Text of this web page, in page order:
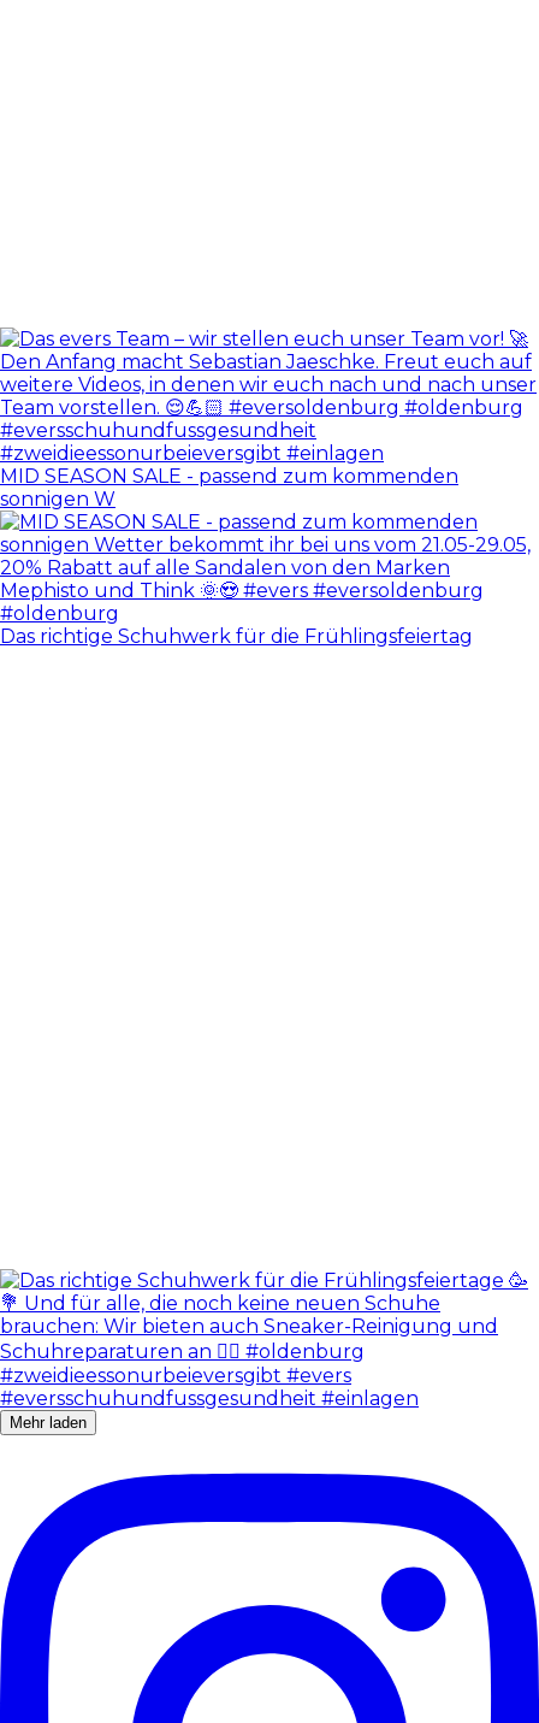
MID SEASON SALE - passend zum kommenden
sonnigen W
Das richtige Schuhwerk für die Frühlingsfeiertag
Mehr laden